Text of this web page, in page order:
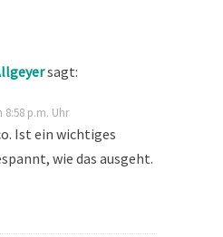
sagt:
8:58 p.m. Uhr
Ist ein wichtiges
wie das ausgeht.